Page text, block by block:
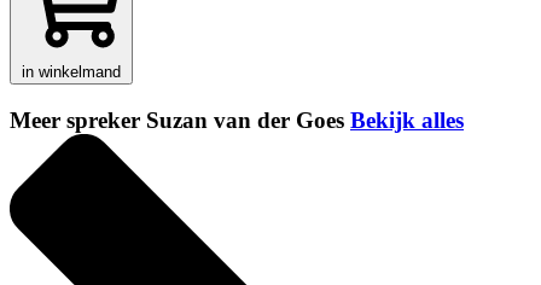
in winkelmand
Meer spreker Suzan van der Goes Bekijk alles